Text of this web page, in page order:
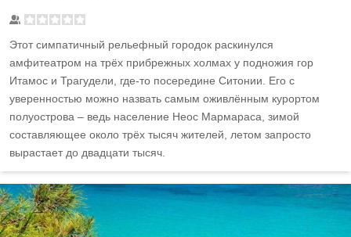
Этот симпатичный рельефный городок раскинулся
амфитеатром на трёх прибрежных холмах у подножия гор
Итамос и Трагудели, где-то посередине Ситонии. Его с
уверенностью можно назвать самым оживлённым курортом
полуострова – ведь население Неос Мармараса, зимой
составляющее около трёх тысяч жителей, летом запросто
вырастает до двадцати тысяч.